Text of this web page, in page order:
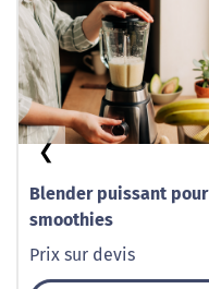
Blender puissant pour
smoothies
Prix sur devis
❮